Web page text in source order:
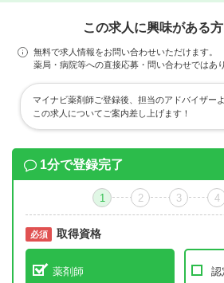
この求人に興味がある
無料で求人情報をお問い合わせいただけます。
薬局・病院等への直接応募・問い合わせではあ
マイナビ薬剤師ご登録後、担当のアドバイザー
この求人についてご案内差し上げます！
1分で登録完了
1 2 3 4
必須 取得資格
薬剤師 認